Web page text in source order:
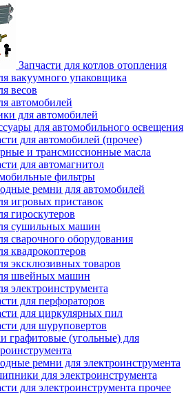
Запчасти для котлов отопления
вакуумного упаковщика
весов
автомобилей
для автомобилей
для автомобильного освещения
для автомобилей (прочее)
и трансмиссионные масла
для автомагнитол
фильтры
ремни для автомобилей
игровых приставок
гироскутеров
сушильных машин
сварочного оборудования
квадрокоптеров
эксклюзивных товаров
швейных машин
электроинструмента
для перфораторов
для циркулярных пил
для шуруповертов
графитовые (угольные) для
ремни для электроинструмента
для электроинструмента
для электроинструмента прочее